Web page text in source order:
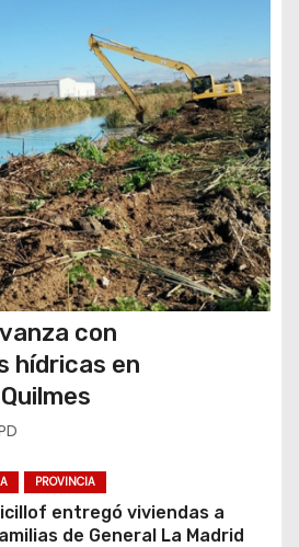
con
hídricas en
A PROVINCIA
entregó viviendas a
de General La Madrid